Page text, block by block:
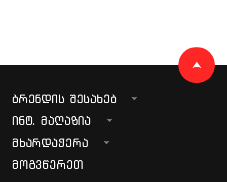
ᲑᲠᲔᲜᲓᲘᲡ ᲨᲔᲡᲐᲮᲔᲑ
ᲘᲜᲢ. ᲛᲐᲦᲐᲖᲘᲐ
ᲛᲮᲐᲠᲓᲐᲭᲔᲠᲐ
ᲛᲝᲒᲕᲬᲔᲠᲔᲗ